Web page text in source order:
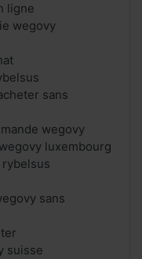
ligne
wegovy
sans
wegovy
luxembourg
sans
suisse